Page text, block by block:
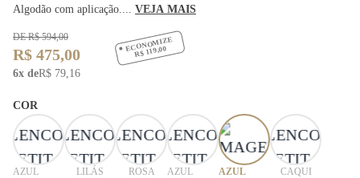
Algodão com aplicação.... VEJA MAIS
DE R$ 594,00
R$ 475,00
6x deR$ 79,16
ECONOMIZE
R$ 119,00
COR
AZUL
LILÁS ROSA
AZUL
AZUL
CAQUI